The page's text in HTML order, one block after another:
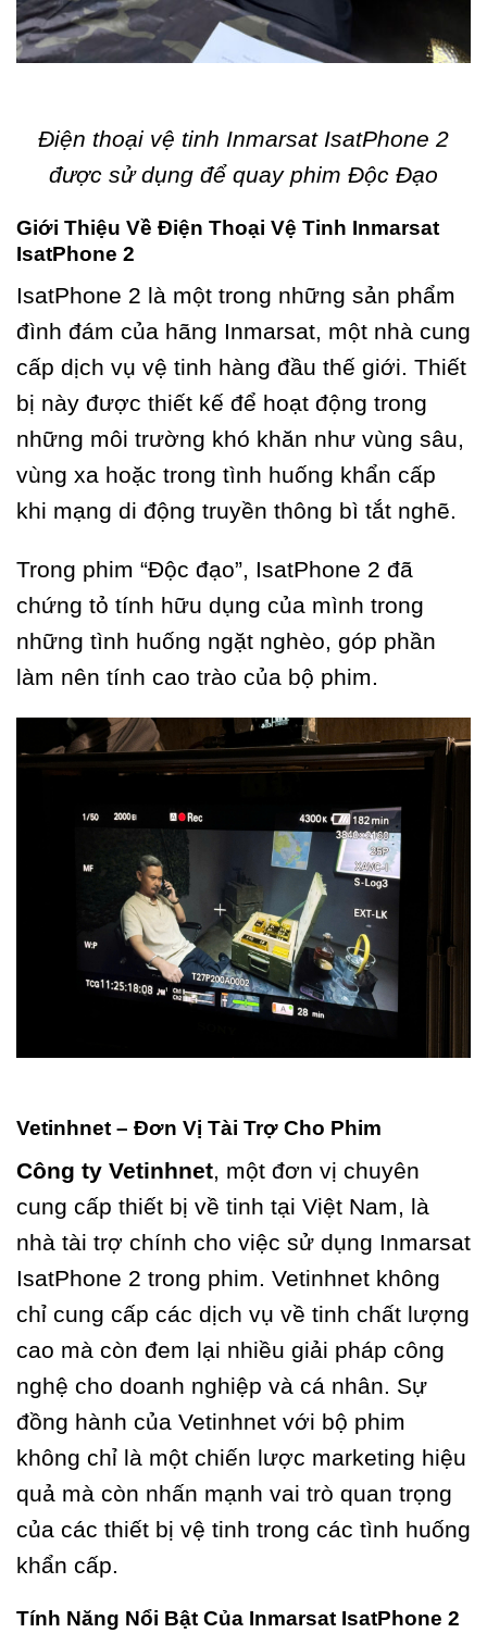
Điện thoại vệ tinh Inmarsat IsatPhone 2
được sử dụng để quay phim Độc Đạo
Giới Thiệu Về Điện Thoại Vệ Tinh Inmarsat
IsatPhone 2
IsatPhone 2 là một trong những sản phẩm
đình đám của hãng Inmarsat, một nhà cung
cấp dịch vụ vệ tinh hàng đầu thế giới. Thiết
bị này được thiết kế để hoạt động trong
những môi trường khó khăn như vùng sâu,
vùng xa hoặc trong tình huống khẩn cấp
khi mạng di động truyền thông bì tắt nghẽ.
Trong phim “Độc đạo”, IsatPhone 2 đã
chứng tỏ tính hữu dụng của mình trong
những tình huống ngặt nghèo, góp phần
làm nên tính cao trào của bộ phim.
Vetinhnet – Đơn Vị Tài Trợ Cho Phim
Công ty Vetinhnet, một đơn vị chuyên
cung cấp thiết bị về tinh tại Việt Nam, là
nhà tài trợ chính cho việc sử dụng Inmarsat
IsatPhone 2 trong phim. Vetinhnet không
chỉ cung cấp các dịch vụ về tinh chất lượng
cao mà còn đem lại nhiều giải pháp công
nghệ cho doanh nghiệp và cá nhân. Sự
đồng hành của Vetinhnet với bộ phim
không chỉ là một chiến lược marketing hiệu
quả mà còn nhấn mạnh vai trò quan trọng
của các thiết bị vệ tinh trong các tình huống
khẩn cấp.
Tính Năng Nổi Bật Của Inmarsat IsatPhone 2